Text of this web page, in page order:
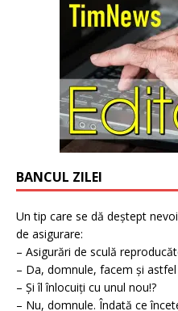
BANCUL ZILEI
Un tip care se dă deștept
de asigurare:
– Asigurări de sculă
– Da, domnule, facem și
– Și îl înlocuiți cu unul nou!?
– Nu, domnule. Îndată ce